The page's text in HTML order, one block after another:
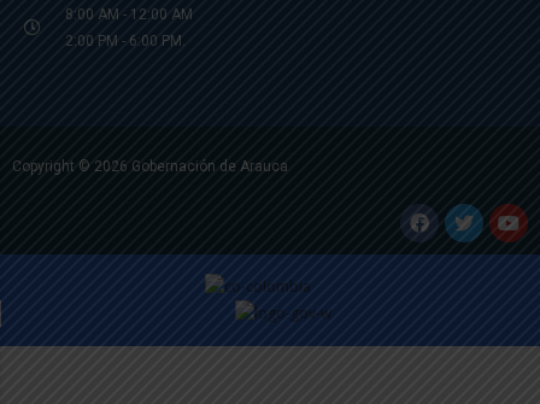
8:00 AM - 12:00 AM
2:00 PM - 6:00 PM.
Copyright © 2026 Gobernación de Arauca